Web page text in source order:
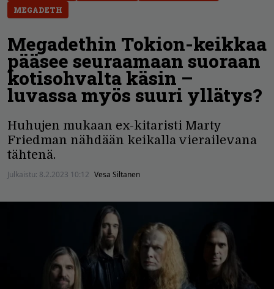
MEGADETH
Megadethin Tokion-keikkaa
pääsee seuraamaan suoraan
kotisohvalta käsin –
luvassa myös suuri yllätys?
Huhujen mukaan ex-kitaristi Marty
Friedman nähdään keikalla vierailevana
tähtenä.
Julkaistu: 8.2.2023 10:12 Vesa Siltanen